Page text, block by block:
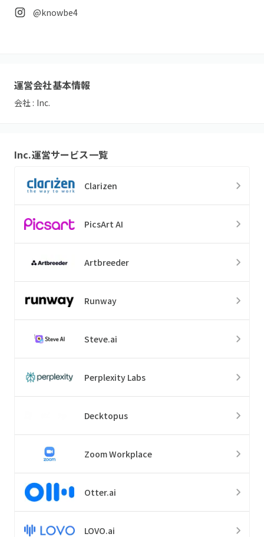
@knowbe4
運営会社基本情報
会社 : Inc.
Inc.運営サービス一覧
Clarizen
PicsArt AI
Artbreeder
Runway
Steve.ai
Perplexity Labs
Decktopus
Zoom Workplace
Otter.ai
LOVO.ai